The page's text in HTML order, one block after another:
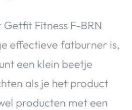
Fitness F-BRN
effectieve fatburner is,
een klein beetje
als je het product
producten met een